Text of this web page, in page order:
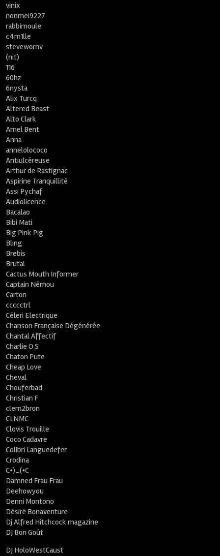
vinix
nonmei9227
rabbimoule
c4m1lle
stevewornv
(nit)
116
60hz
6nysta
Alix Turcq
Altered Beast
Alto Clark
Amel Bent
Anna
annelolococo
Antiulcéreuse
Arthur de Rastignac
Aspirine Tranquillité
Assi Pychaf
Audiolicence
Bacalao
Bibi Mati
Big Pink Pig
Bling
Brebis
Brutal
Cactus Mouth Informer
Captain Némou
Carton
ccccctrl
Céleri Electrique
Chanson Française Dégénérée
Chantal Affectif
Charlie O.S
Chaton Pute
Cheap Love
Cheval
Chouferbad
Christian F
clem2bron
CLNMC
Clovis Trouille
Coco Cadavre
Colibri Languedefer
Crodina
C•)_(•C
Damned Frau Frau
Deehowyou
Denni Montono
Désiré Bonaventure
Dj Alfred Hitchcock magazine
DJ Bon Goût
DJ HoloWestCaust